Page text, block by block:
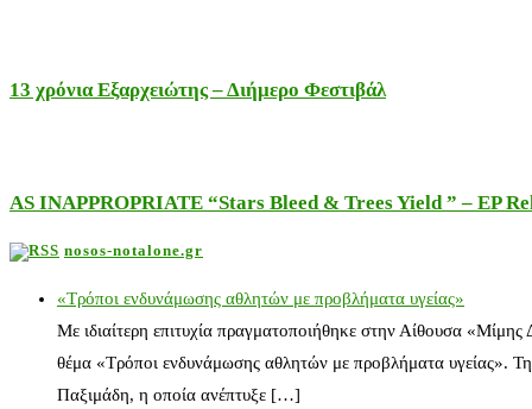
13 χρόνια Εξαρχειώτης – Διήμερο Φεστιβάλ
AS INAPPROPRIATE “Stars Bleed & Trees Yield ” – EP
nosos-notalone.gr
«Τρόποι ενδυνάμωσης αθλητών με προβλήματα υγείας»
Με ιδιαίτερη επιτυχία πραγματοποιήθηκε στην Αίθουσα
θέμα «Τρόποι ενδυνάμωσης αθλητών με προβλήματα υγείας».
Παξιμάδη, η οποία ανέπτυξε […]